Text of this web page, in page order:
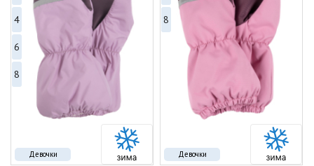
Девочки
4
6
8
Девочки
8